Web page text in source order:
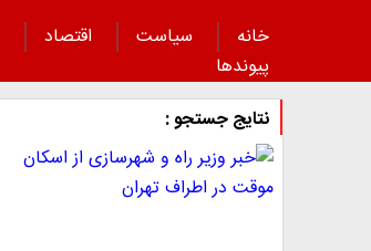
خانه سیاست اقتصاد
پیوند‌ها
نتایج جستجو :